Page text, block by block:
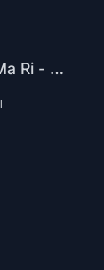
Fedelta feat. Ma Ri - Herzschlag